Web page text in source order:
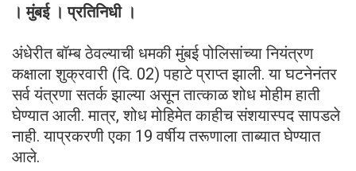
। मुंबई । प्रतिनिधी ।
अंधेरीत बॉम्ब ठेवल्याची धमकी मुंबई पोलिसांच्या नियंत्रण
कक्षाला शुक्रवारी (दि. 02) पहाटे प्राप्त झाली. या घटनेनंतर
सर्व यंत्रणा सतर्क झाल्या असून तात्काळ शोध मोहीम हाती
घेण्यात आली. मात्र, शोध मोहिमेत काहीच संशयास्पद सापडले
नाही. याप्रकरणी एका 19 वर्षीय तरूणाला ताब्यात घेण्यात
आले.